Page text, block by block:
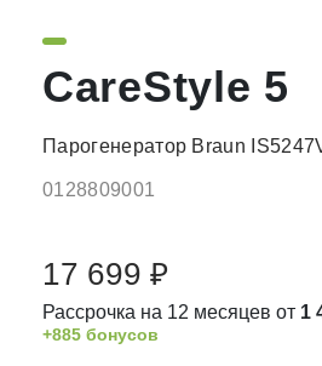
CareStyle 5
Парогенератор Braun
0128809001
17 699 ₽
Рассрочка на 12 месяцев от 1
+885 бонусов